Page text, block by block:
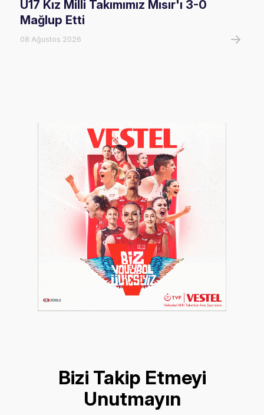
U17 Kız Milli Takımımız Mısır'ı 3-0
Mağlup Etti
08 Ağustos 2026
Bizi Takip Etmeyi
Unutmayın